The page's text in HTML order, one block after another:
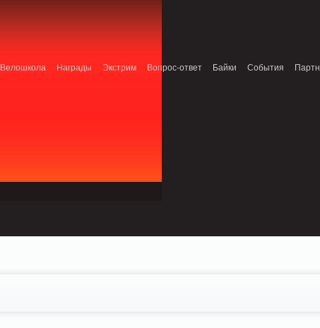
Велошкола Награды Экстрим Вопрос-ответ Байки События